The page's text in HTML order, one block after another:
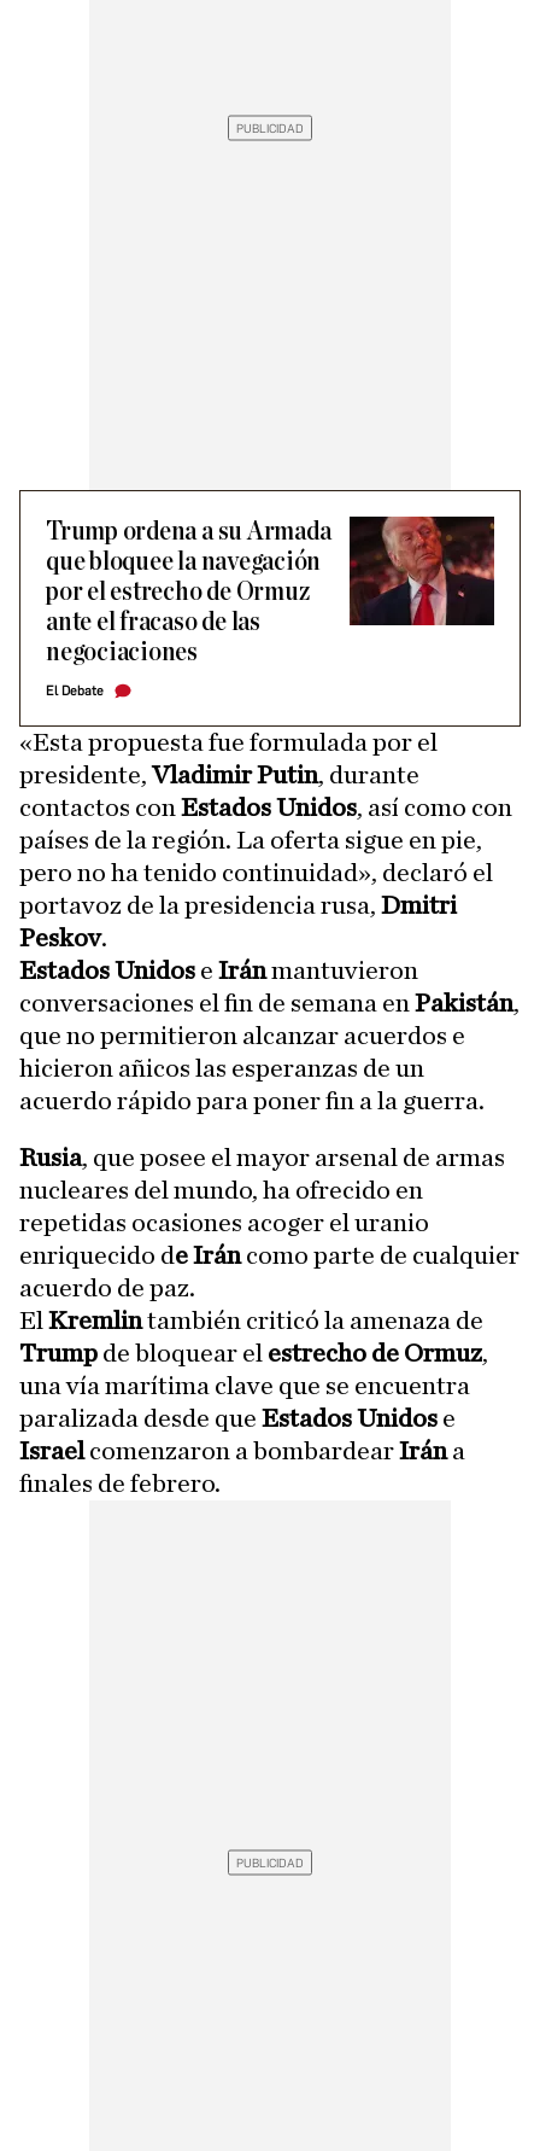
Trump ordena a su Armada
que bloquee la navegación
por el estrecho de Ormuz
ante el fracaso de las
negociaciones
El Debate
«Esta propuesta fue formulada por el
presidente,Vladimir Putin, durante
contactos con Estados Unidos, así como con
países de la región. La oferta sigue en pie,
pero no ha tenido continuidad», declaró el
portavoz de la presidencia rusa, Dmitri
Peskov.
Estados Unidos e Iránmantuvieron
conversaciones el fin de semana en Pakistán,
que no permitieron alcanzar acuerdos e
hicieron añicos las esperanzas de un
acuerdo rápido para poner fin a la guerra.
Rusia, que posee el mayor arsenal de armas
nucleares del mundo, ha ofrecido en
repetidas ocasiones acoger el uranio
enriquecido d e Iráncomo parte de cualquier
acuerdo de paz.
El Kremlintambién criticó la amenaza de
Trump de bloquear el estrecho de Ormuz,
una vía marítima clave que se encuentra
paralizada desde que Estados Unidos e
Israelcomenzaron a bombardearIrána
finales de febrero.